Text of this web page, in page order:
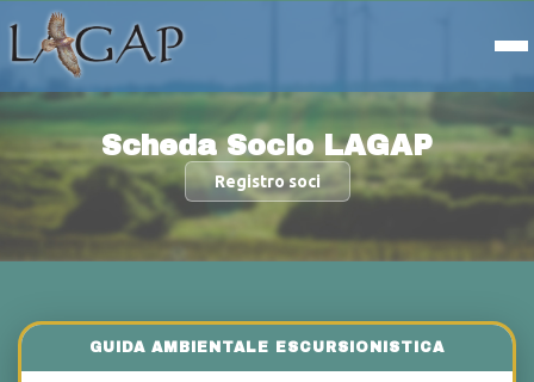
Scheda Socio LAGAP
Registro soci